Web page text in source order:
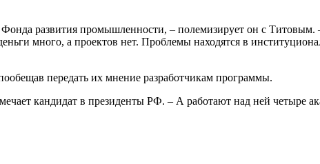
развития промышленности, – полемизирует он с Титовым.
много, а проектов нет. Проблемы находятся в
передать их мнение разработчикам программы.
кандидат в президенты РФ. – А работают над ней четыре